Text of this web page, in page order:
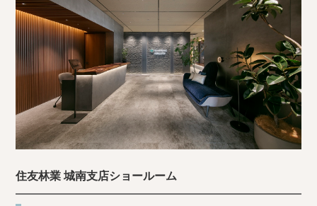
住友林業 城南支店ショールーム